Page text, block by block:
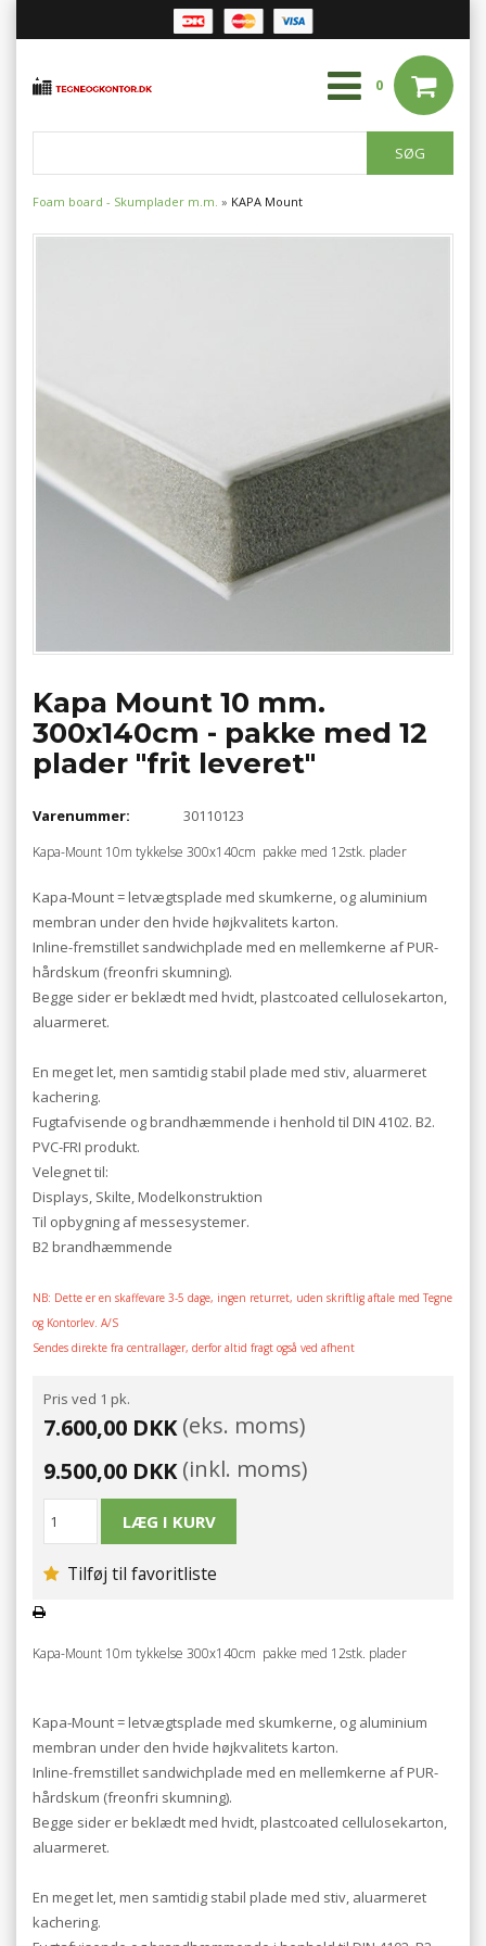
0
Foam board - Skumplader m.m. » KAPA Mount
Kapa Mount 10 mm.
300x140cm - pakke med 12
plader "frit leveret"
Varenummer: 30110123
Kapa-Mount 10m tykkelse 300x140cm pakke med 12stk. plader
Kapa-Mount = letvægtsplade med skumkerne, og aluminium
membran under den hvide højkvalitets karton.
Inline-fremstillet sandwichplade med en mellemkerne af PUR-
hårdskum (freonfri skumning).
Begge sider er beklædt med hvidt, plastcoated cellulosekarton,
aluarmeret.
En meget let, men samtidig stabil plade med stiv, aluarmeret
kachering.
Fugtafvisende og brandhæmmende i henhold til DIN 4102. B2.
PVC-FRI produkt.
Velegnet til:
Displays, Skilte, Modelkonstruktion
Til opbygning af messesystemer.
B2 brandhæmmende
NB: Dette er en skaffevare 3-5 dage, ingen returret, uden skriftlig aftale med Tegne
og Kontorlev. A/S
Sendes direkte fra centrallager, derfor altid fragt også ved afhent
Pris ved 1 pk.
7.600,00 DKK(eks. moms)
9.500,00 DKK(inkl. moms)
Tilføj til favoritliste
Kapa-Mount 10m tykkelse 300x140cm pakke med 12stk. plader
Kapa-Mount = letvægtsplade med skumkerne, og aluminium
membran under den hvide højkvalitets karton.
Inline-fremstillet sandwichplade med en mellemkerne af PUR-
hårdskum (freonfri skumning).
Begge sider er beklædt med hvidt, plastcoated cellulosekarton,
aluarmeret.
En meget let, men samtidig stabil plade med stiv, aluarmeret
kachering.